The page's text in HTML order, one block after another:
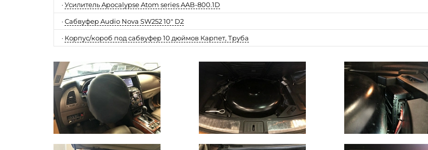
·Усилитель Apocalypse Atom series AAB-800.1D
·Сабвуфер Audio Nova SW252 10" D2
· Корпус/короб под сабвуфер 10 дюймов Карпет, Труба